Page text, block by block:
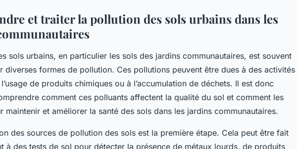
et traiter la pollution des sols urbains dans les
sols urbains, en particulier les sols des jardins communautaires, est souvent
diverses formes de pollution. Ces pollutions peuvent être dues à des activités
de produits chimiques ou à l’accumulation de déchets. Il est donc
comment ces polluants affectent la qualité du sol et comment les
maintenir et améliorer la santé des sols dans les jardins communautaires.
des sources de pollution des sols est la première étape. Cela peut être fait
à des tests de sol pour détecter la présence de métaux lourds, de produits